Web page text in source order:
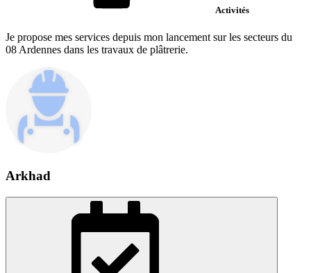
Activités
Je propose mes services depuis mon lancement sur les secteurs du
08 Ardennes dans les travaux de plâtrerie.
Arkhad